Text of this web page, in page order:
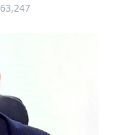
63,247